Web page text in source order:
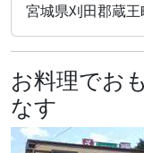
宮城県刈田郡蔵王
お料理でお
なす